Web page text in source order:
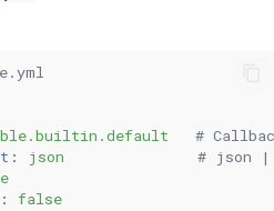
#
: json
# json |
: false